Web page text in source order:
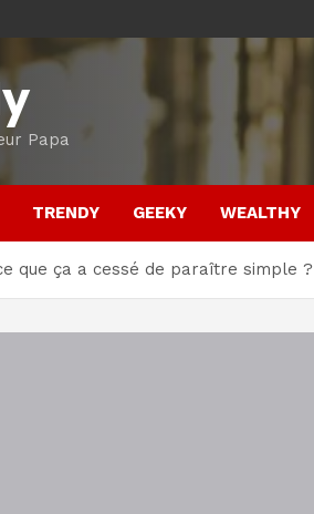
Papa
TRENDY GEEKY WEALTHY
que ça a cessé de paraître simple ?